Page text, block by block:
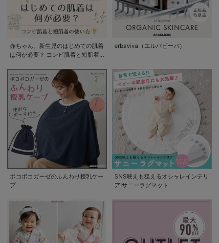
赤ちゃん、新生児のはじめての肌着
は何が必要？ コンビ肌着と短肌着
erbaviva（エルバビーバ）
ポコポコガーゼのふんわり授乳ケー
プ
SNS映えも狙えるオシャレインテリ
ア!サニーラグマット